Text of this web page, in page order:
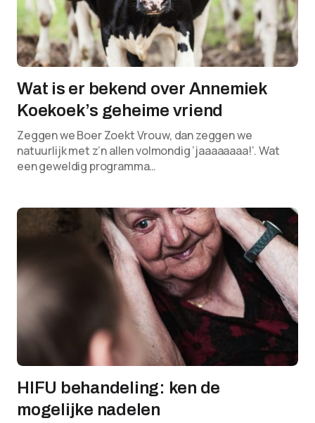
Wat is er bekend over Annemiek
Koekoek’s geheime vriend
Zeggen we Boer Zoekt Vrouw, dan zeggen we
natuurlijk met z’n allen volmondig ‘jaaaaaaaa!’. Wat
een geweldig programma…
HIFU behandeling: ken de
mogelijke nadelen